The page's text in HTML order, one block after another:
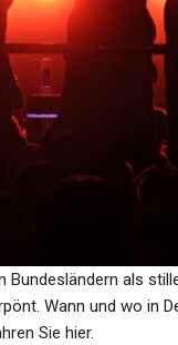
Bundesländern als
Wann und wo in
Sie hier.
GESUNDHEIT
Am
KULTUR